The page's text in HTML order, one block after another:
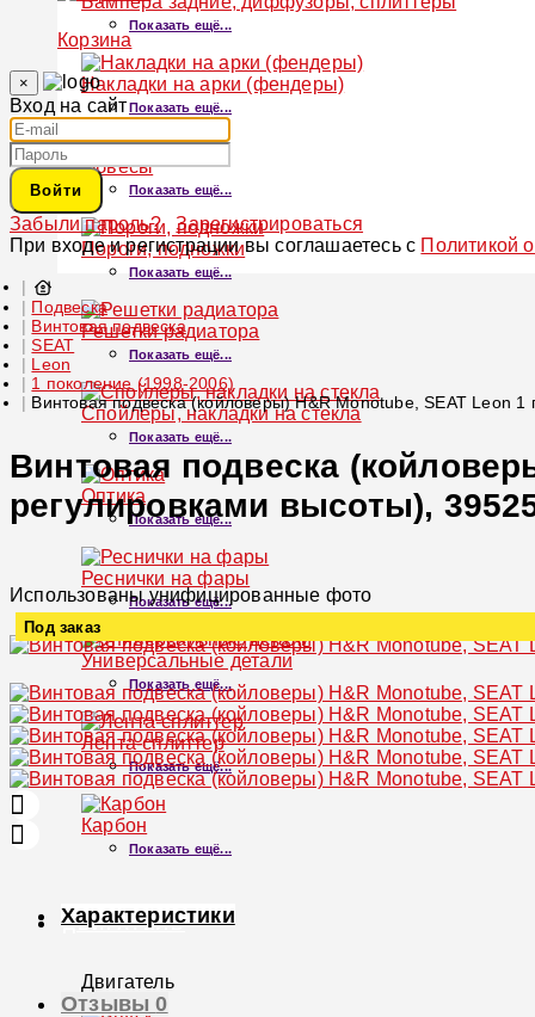
Показать ещё...
Накладки на арки (фендеры)
Показать ещё...
Обвесы
Показать ещё...
Пороги, подножки
Показать ещё...
Решетки радиатора
Показать ещё...
Спойлеры, накладки на стекла
Показать ещё...
Оптика
Показать ещё...
Реснички на фары
Показать ещё...
Универсальные детали
Показать ещё...
Лента-сплиттер
Показать ещё...
Карбон
Показать ещё...
ДВИГАТЕЛЬ
Двигатель
×
Корзина
×
Вход на сайт
Войти
Забыли пароль?
Зарегистрироваться
При входе и регистрации вы соглашаетесь с Политикой
Подвеска
Винтовая подвеска
SEAT
Leon
1 поколение (1998-2006)
Винтовая подвеска (койловеры) H&R Monotube, SEAT Leon
Винтовая подвеска
регулировками высоты),
Использованы унифицированные фото
Под заказ
Увеличить
Характеристики
Отзывы0